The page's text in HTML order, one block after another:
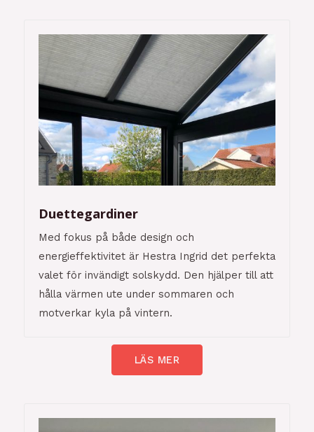
Duettegardiner
Med fokus på både design och
energieffektivitet är Hestra Ingrid det perfekta
valet för invändigt solskydd. Den hjälper till att
hålla värmen ute under sommaren och
motverkar kyla på vintern.
LÄS MER